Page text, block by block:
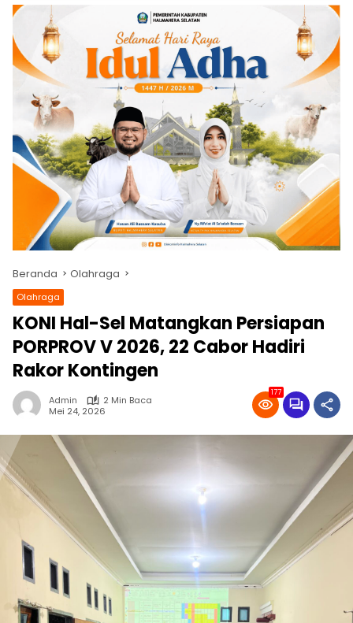
Beranda Olahraga
Olahraga
KONI Hal-Sel Matangkan Persiapan
PORPROV V 2026, 22 Cabor Hadiri
Rakor Kontingen
Admin
2 Min Baca
Mei 24, 2026
177